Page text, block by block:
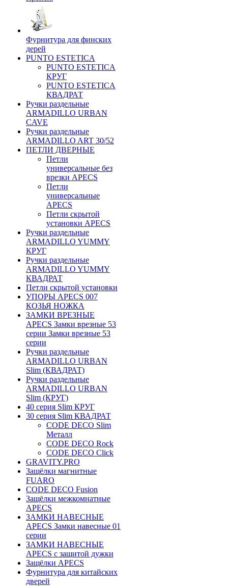
Фурнитура для финских
дерей
PUNTO ESTETICA
PUNTO ESTETICA
КРУГ
PUNTO ESTETICA
КВАДРАТ
Ручки раздельные
ARMADILLO URBAN
CAVE
Ручки раздельные
ARMADILLO ART 30/52
ПЕТЛИ ДВЕРНЫЕ
Петли
универсальные без
врезки APECS
Петли
универсальные
APECS
Петли скрытой
установки APECS
Ручки раздельные
ARMADILLO YUMMY
КРУГ
Ручки раздельные
ARMADILLO YUMMY
КВАДРАТ
Петли скрытой установки
УПОРЫ APECS 007
КОЗЬЯ НОЖКА
ЗАМКИ ВРЕЗНЫЕ
APECS Замки врезные 53
серии Замки врезные 53
серии
Ручки раздельные
ARMADILLO URBAN
Slim (КВАДРАТ)
Ручки раздельные
ARMADILLO URBAN
Slim (КРУГ)
40 серия Slim КРУГ
30 серия Slim КВАДРАТ
CODE DECO Slim
Металл
CODE DECO Rock
CODE DECO Click
GRAVITY.PRO
Защёлки магнитные
FUARO
CODE DECO Fusion
Защёлки межкомнатные
APECS
ЗАМКИ НАВЕСНЫЕ
APECS Замки навесные 01
серии
ЗАМКИ НАВЕСНЫЕ
APECS с защитой дужки
Защёлки APECS
Фурнитура для китайских
дверей